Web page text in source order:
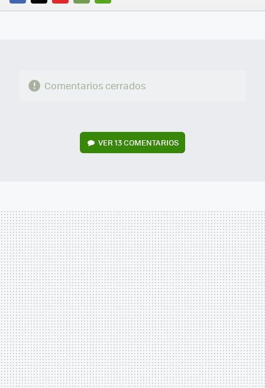
FACEBOOK
TWITTERFLIPBOARD
E-
WHATSAPP
Comentarios cerrados
VER 13 COMENTARIOS